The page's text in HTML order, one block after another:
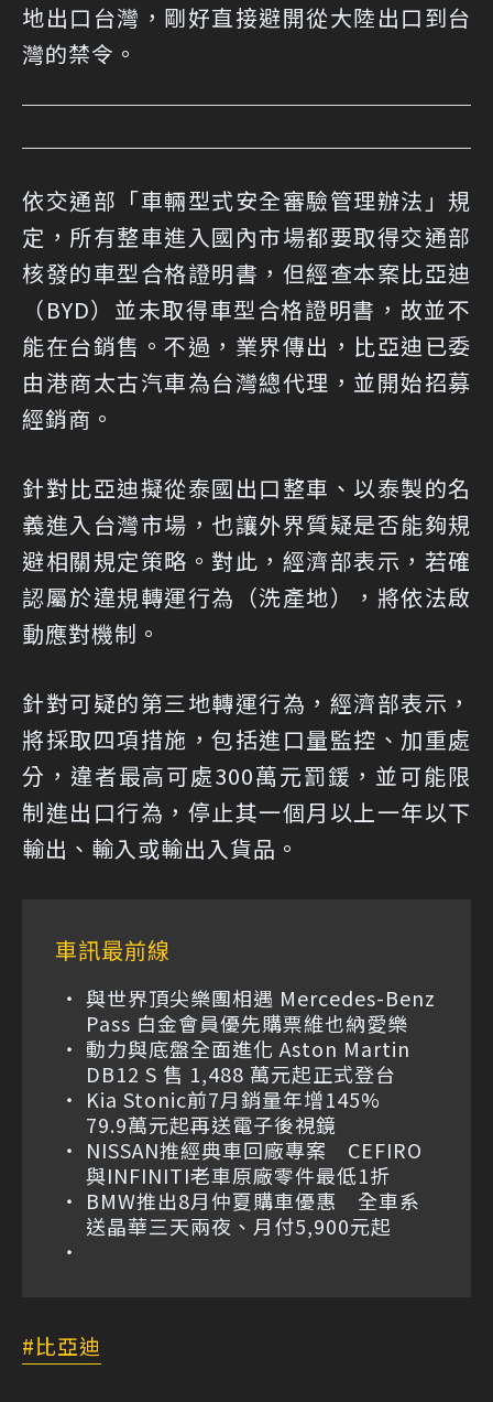
地出口台灣，剛好直接避開從大陸出口到台
灣的禁令。
依交通部「車輛型式安全審驗管理辦法」規
定，所有整車進入國內市場都要取得交通部
核發的車型合格證明書，但經查本案比亞迪
（BYD）並未取得車型合格證明書，故並不
能在台銷售。不過，業界傳出，比亞迪已委
由港商太古汽車為台灣總代理，並開始招募
經銷商。
針對比亞迪擬從泰國出口整車、以泰製的名
義進入台灣市場，也讓外界質疑是否能夠規
避相關規定策略。對此，經濟部表示，若確
認屬於違規轉運行為（洗產地），將依法啟
動應對機制。
針對可疑的第三地轉運行為，經濟部表示，
將採取四項措施，包括進口量監控、加重處
分，違者最高可處300萬元罰鍰，並可能限
制進出口行為，停止其一個月以上一年以下
輸出、輸入或輸出入貨品。
車訊最前線
與世界頂尖樂團相遇 Mercedes-Benz
Pass 白金會員優先購票維也納愛樂
動力與底盤全面進化 Aston Martin
DB12 S 售 1,488 萬元起正式登台
Kia Stonic前7月銷量年增145%
79.9萬元起再送電子後視鏡
NISSAN推經典車回廠專案 CEFIRO
與INFINITI老車原廠零件最低1折
BMW推出8月仲夏購車優惠 全車系
送晶華三天兩夜、月付5,900元起
比亞迪